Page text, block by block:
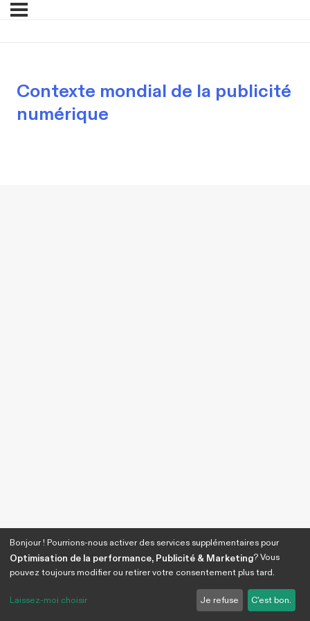
Contexte mondial de la publicité
numérique
Bonjour ! Pourrions-nous activer des services supplémentaires pour
Optimisation de la performance, Publicité & Marketing? Vous
pouvez toujours modifier ou retirer votre consentement plus tard.
Laissez-moi choisir Je refuse C'est bon.